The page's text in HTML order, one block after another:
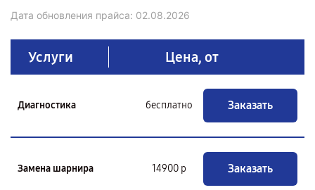
Дата обновления прайса: 02.08.2026
Услуги Цена, от
Диагностика бесплатно Заказать
Замена шарнира 14900 р Заказать